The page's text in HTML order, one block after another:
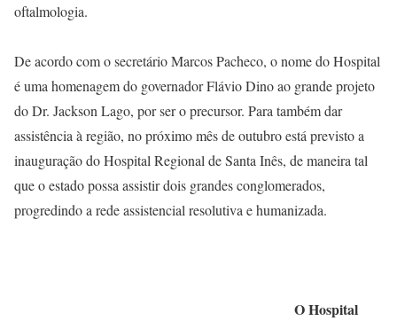
oftalmologia.
De acordo com o secretário Marcos Pacheco, o nome do Hospital
é uma homenagem do governador Flávio Dino ao grande projeto
do Dr. Jackson Lago, por ser o precursor. Para também dar
assistência à região, no próximo mês de outubro está previsto a
inauguração do Hospital Regional de Santa Inês, de maneira tal
que o estado possa assistir dois grandes conglomerados,
progredindo a rede assistencial resolutiva e humanizada.
O Hospital